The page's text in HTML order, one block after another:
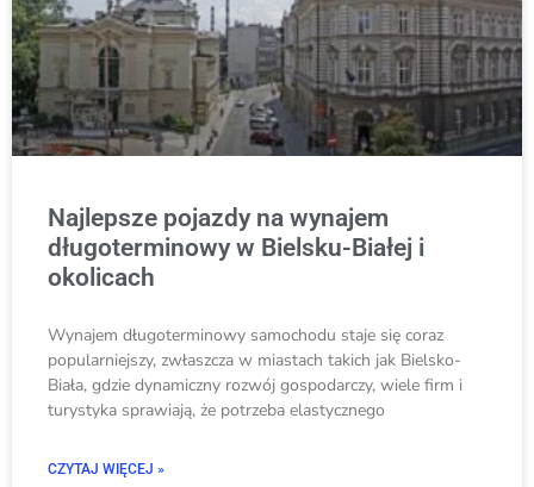
Najlepsze pojazdy na wynajem
długoterminowy w Bielsku-Białej i
okolicach
Wynajem długote­rminowy samochodu staje się coraz
popularniejszy, zwłaszcza w miastach takich jak Bielsko-
Biała, gdzie­ dynamiczny rozwój gospodarczy, wiele firm i
turystyka sprawiają, że potrze­ba elastycznego
CZYTAJ WIĘCEJ »